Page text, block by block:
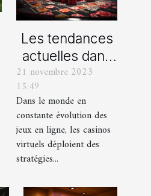
Les tendances
actuelles dans
les offres
promotionnelles
des casinos en
ligne
21 novembre 2023
15:49
Dans le monde en
constante évolution des
jeux en ligne, les casinos
virtuels déploient des
stratégies...